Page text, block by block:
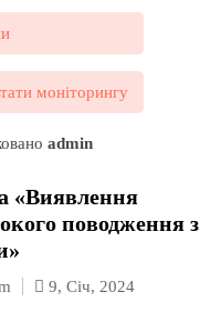
моніторингу
admin
«Виявлення
поводження з
9, Січ, 2024